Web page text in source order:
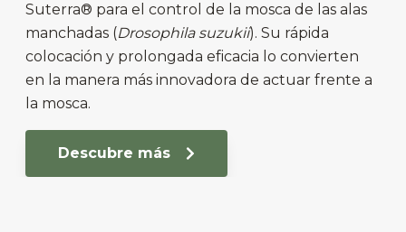
Suterra® para el control de la mosca de las alas
manchadas (Drosophila suzukii). Su rápida
colocación y prolongada eficacia lo convierten
en la manera más innovadora de actuar frente a
la mosca.
Descubre más